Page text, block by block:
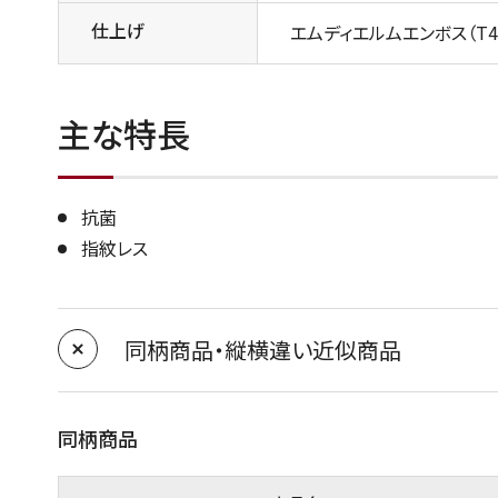
仕上げ エムディエルムエンボス（
主な特長
抗菌
指紋レス
同柄商品・縦横違い近似商品
同柄商品